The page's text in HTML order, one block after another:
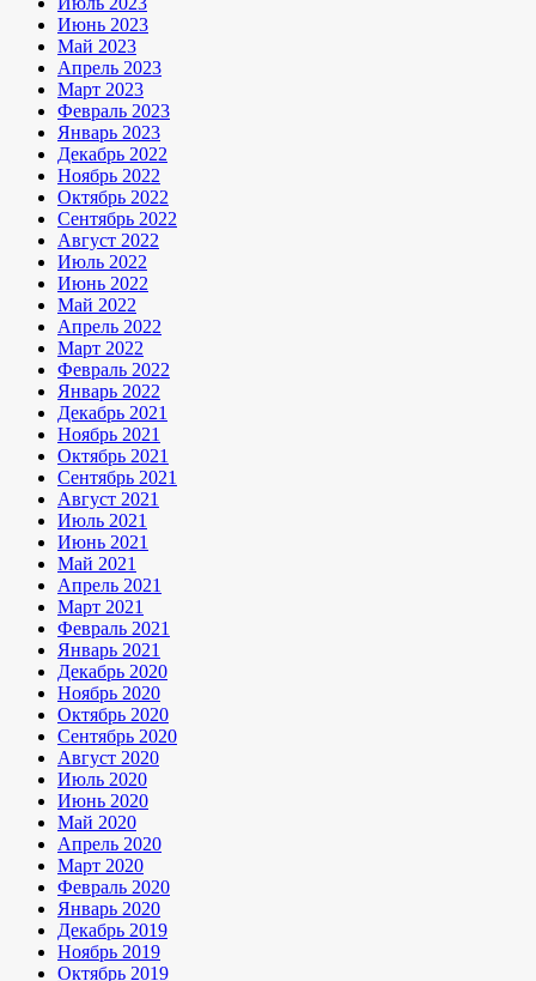
Июнь 2023
Май 2023
Апрель 2023
Март 2023
Февраль 2023
Январь 2023
Декабрь 2022
Ноябрь 2022
Октябрь 2022
Сентябрь 2022
Август 2022
Июль 2022
Июнь 2022
Май 2022
Апрель 2022
Март 2022
Февраль 2022
Январь 2022
Декабрь 2021
Ноябрь 2021
Октябрь 2021
Сентябрь 2021
Август 2021
Июль 2021
Июнь 2021
Май 2021
Апрель 2021
Март 2021
Февраль 2021
Январь 2021
Декабрь 2020
Ноябрь 2020
Октябрь 2020
Сентябрь 2020
Август 2020
Июль 2020
Июнь 2020
Май 2020
Апрель 2020
Март 2020
Февраль 2020
Январь 2020
Декабрь 2019
Ноябрь 2019
Октябрь 2019